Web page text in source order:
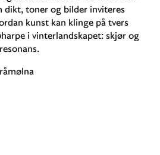
dikt, toner og bilder inviteres
kunst kan klinge på tvers
i vinterlandskapet: skjør og